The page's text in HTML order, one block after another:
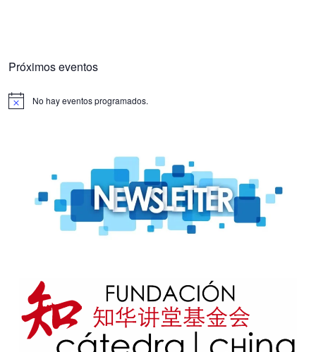
Próximos eventos
Aviso No hay eventos programados.